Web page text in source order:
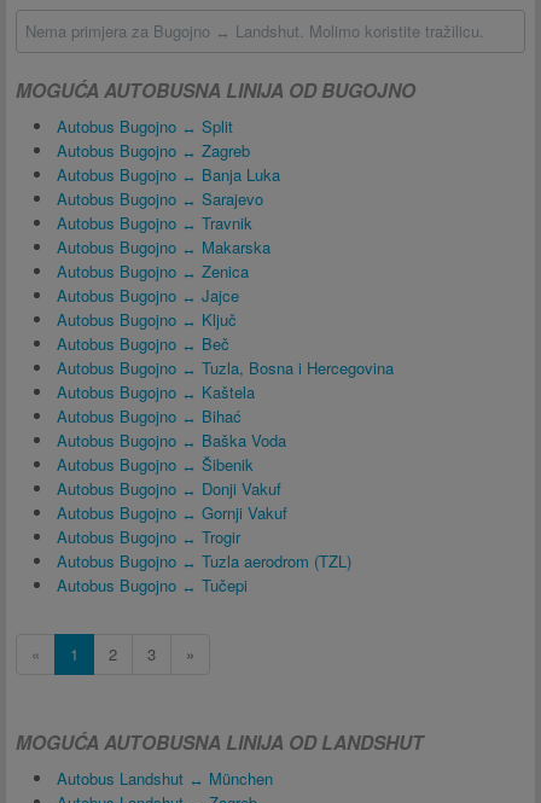
Nema primjera za Bugojno ↔ Landshut. Molimo koristite tražilicu.
MOGUĆA AUTOBUSNA LINIJA OD BUGOJNO
Autobus Bugojno ↔ Split
Autobus Bugojno ↔ Zagreb
Autobus Bugojno ↔ Banja Luka
Autobus Bugojno ↔ Sarajevo
Autobus Bugojno ↔ Travnik
Autobus Bugojno ↔ Makarska
Autobus Bugojno ↔ Zenica
Autobus Bugojno ↔ Jajce
Autobus Bugojno ↔ Ključ
Autobus Bugojno ↔ Beč
Autobus Bugojno ↔ Tuzla, Bosna i Hercegovina
Autobus Bugojno ↔ Kaštela
Autobus Bugojno ↔ Bihać
Autobus Bugojno ↔ Baška Voda
Autobus Bugojno ↔ Šibenik
Autobus Bugojno ↔ Donji Vakuf
Autobus Bugojno ↔ Gornji Vakuf
Autobus Bugojno ↔ Trogir
Autobus Bugojno ↔ Tuzla aerodrom (TZL)
Autobus Bugojno ↔ Tučepi
« 1 2 3 »
MOGUĆA AUTOBUSNA LINIJA OD LANDSHUT
Autobus Landshut ↔ München